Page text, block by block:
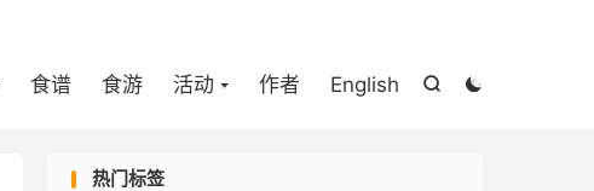


食谱 食游 活动 作者 English
热门标签